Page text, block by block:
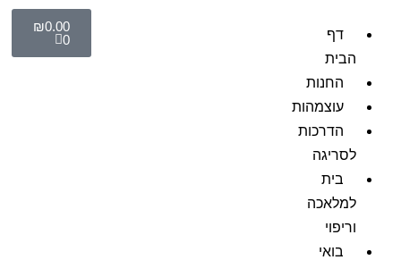
דף
הבית
החנות
עוצמהות
הדרכות
לסריגה
בית
למלאכה
וריפוי
בואי
₪0.00
0